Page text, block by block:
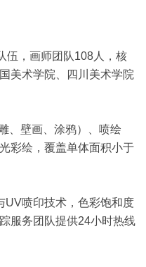
伍，画师团队108人，核
美术学院、四川美术学院
、壁画、涂鸦）、喷绘
彩绘，覆盖单体面积小于
UV喷印技术，色彩饱和度
服务团队提供24小时热线